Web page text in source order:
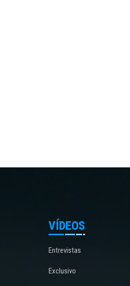
VÍDEOS
Entrevistas
Exclusivo